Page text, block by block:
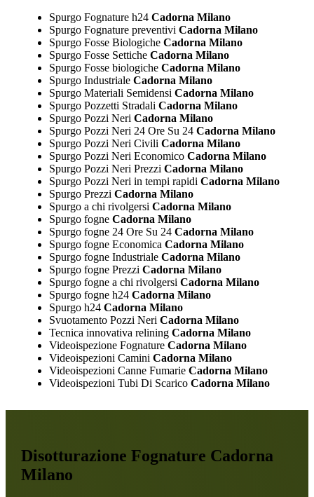
Spurgo Fognature h24Cadorna Milano
Spurgo Fognature preventivi Cadorna Milano
Spurgo Fosse BiologicheCadorna Milano
Spurgo Fosse SetticheCadorna Milano
Spurgo Fosse biologicheCadorna Milano
Spurgo IndustrialeCadorna Milano
Spurgo Materiali Semidensi Cadorna Milano
Spurgo Pozzetti Stradali Cadorna Milano
Spurgo Pozzi Neri Cadorna Milano
Spurgo Pozzi Neri 24 Ore Su 24Cadorna Milano
Spurgo Pozzi Neri Civili Cadorna Milano
Spurgo Pozzi Neri EconomicoCadorna Milano
Spurgo Pozzi Neri Prezzi Cadorna Milano
Spurgo Pozzi Neri in tempi rapidi Cadorna Milano
Spurgo Prezzi Cadorna Milano
Spurgo a chi rivolgersi Cadorna Milano
Spurgo fogneCadorna Milano
Spurgo fogne 24 Ore Su 24Cadorna Milano
Spurgo fogne Economica Cadorna Milano
Spurgo fogne IndustrialeCadorna Milano
Spurgo fogne Prezzi Cadorna Milano
Spurgo fogne a chi rivolgersi Cadorna Milano
Spurgo fogne h24Cadorna Milano
Spurgo h24Cadorna Milano
Svuotamento Pozzi Neri Cadorna Milano
Tecnica innovativa reliningCadorna Milano
Videoispezione FognatureCadorna Milano
Videoispezioni Camini Cadorna Milano
Videoispezioni Canne FumarieCadorna Milano
Videoispezioni Tubi Di ScaricoCadorna Milano
Disotturazione Fognature Cadorna
Milano